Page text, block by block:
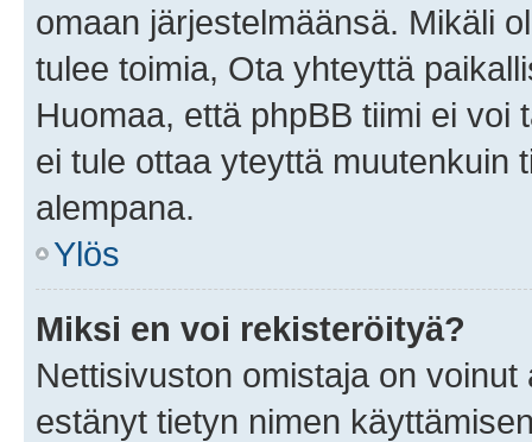
omaan järjestelmäänsä. Mikäli
tulee toimia, Ota yhteyttä
Huomaa, että phpBB tiimi ei
ei tule ottaa yteyttä muutenkuin
alempana.
Ylös
Miksi en voi rekisteröityä?
Nettisivuston omistaja on
estänyt tietyn nimen